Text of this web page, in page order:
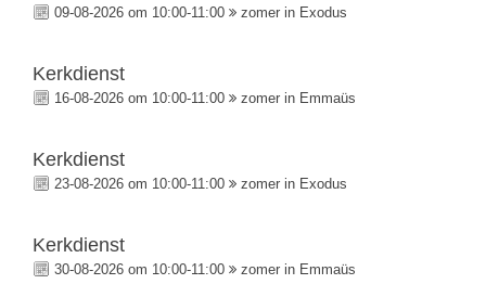
09-08-2026 om 10:00-11:00 zomer in Exodus
Kerkdienst
16-08-2026 om 10:00-11:00 zomer in Emmaüs
Kerkdienst
23-08-2026 om 10:00-11:00 zomer in Exodus
Kerkdienst
30-08-2026 om 10:00-11:00 zomer in Emmaüs